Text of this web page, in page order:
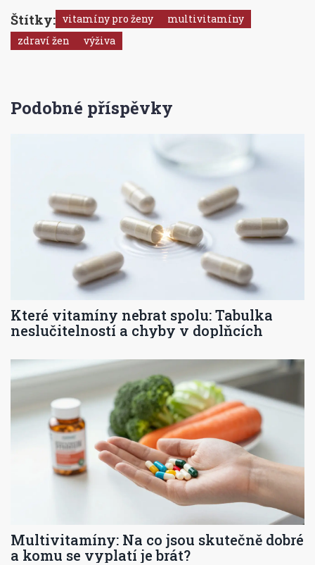
Štítky: vitamíny pro ženy
multivitamíny
zdraví žen
výživa
Podobné příspěvky
Které vitamíny nebrat spolu: Tabulka
neslučitelností a chyby v doplňcích
Multivitamíny: Na co jsou skutečně dobré
a komu se vyplatí je brát?